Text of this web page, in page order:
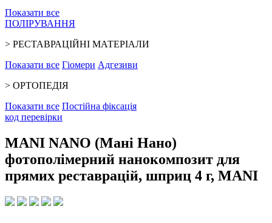
Показати все
ПОЛІРУВАННЯ
> РЕСТАВРАЦІЙНІ МАТЕРІАЛИ
Показати все Гіомери Адгезиви
> ОРТОПЕДІЯ
Показати все Постійна фіксація
код перевiрки
MANI NANO (Мані Нано)
фотополімерний нанокомпозит для
прямих реставрацій, шприц 4 г, MANI